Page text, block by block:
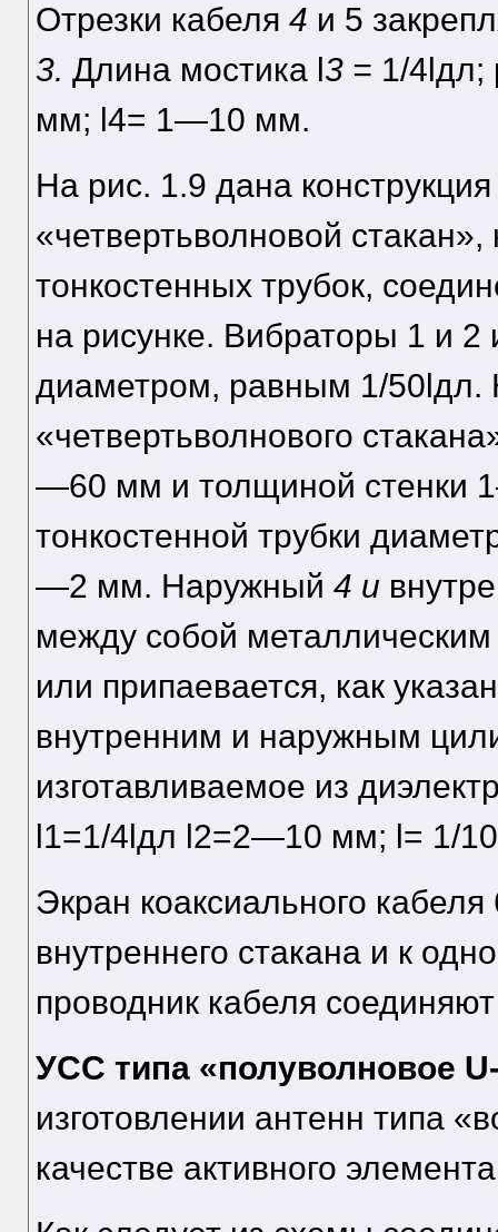
Отрезки кабеля 4 и 5
3. Длина мостика l3 = 1/
мм; l4= 1—10 мм.
На рис. 1.9 дана
«четвертьволновой стакан»,
тонкостенных трубок,
на рисунке. Вибраторы 1 и 2
диаметром, равным 1/50lдл.
«четвертьволнового
—60 мм и толщиной стенки
тонкостенной трубки
—2 мм. Наружный 4 и
между собой
или припаевается, как
внутренним и наружным
изготавливаемое из
l1=1/4lдл l2=2—10 мм; l= 1/
Экран коаксиального
внутреннего стакана и к
проводник кабеля
УСС типа «полуволновое
изготовлении антенн типа
качестве активного